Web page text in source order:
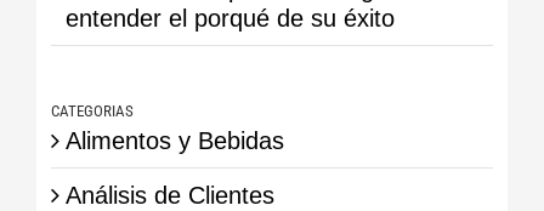
entender el porqué de su éxito
CATEGORIAS
Alimentos y Bebidas
Análisis de Clientes